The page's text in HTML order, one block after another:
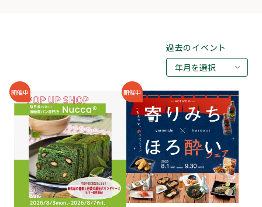
過去のイベント
年月を選択
2026年07月
2026年05月
2026年03月
2026年02月
2025年12月
2025年11月
2025年10月
開催中 開催中